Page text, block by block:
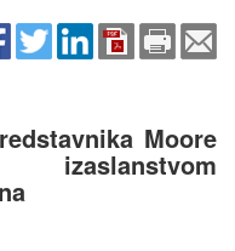
Moore